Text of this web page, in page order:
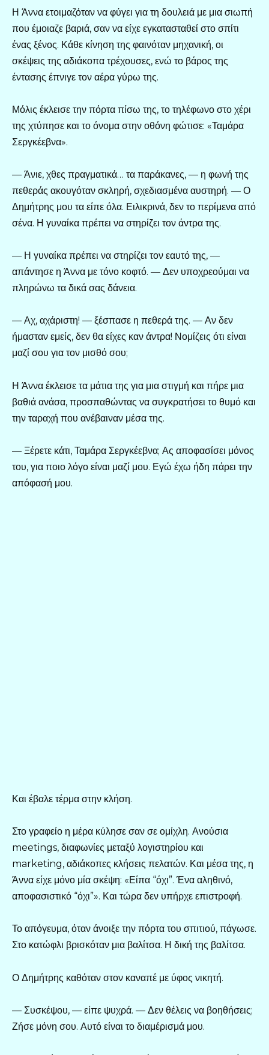
Η Άννα ετοιμαζόταν να φύγει για τη δουλειά με μια σιωπή
που έμοιαζε βαριά, σαν να είχε εγκατασταθεί στο σπίτι
ένας ξένος. Κάθε κίνηση της φαινόταν μηχανική, οι
σκέψεις της αδιάκοπα τρέχουσες, ενώ το βάρος της
έντασης έπνιγε τον αέρα γύρω της.
Μόλις έκλεισε την πόρτα πίσω της, το τηλέφωνο στο χέρι
της χτύπησε και το όνομα στην οθόνη φώτισε: «Ταμάρα
Σεργκέεβνα».
— Άνιε, χθες πραγματικά… τα παράκανες, — η φωνή της
πεθεράς ακουγόταν σκληρή, σχεδιασμένα αυστηρή. — Ο
Δημήτρης μου τα είπε όλα. Ειλικρινά, δεν το περίμενα από
σένα. Η γυναίκα πρέπει να στηρίζει τον άντρα της.
— Η γυναίκα πρέπει να στηρίζει τον εαυτό της, —
απάντησε η Άννα με τόνο κοφτό. — Δεν υποχρεούμαι να
πληρώνω τα δικά σας δάνεια.
— Αχ, αχάριστη! — ξέσπασε η πεθερά της. — Αν δεν
ήμασταν εμείς, δεν θα είχες καν άντρα! Νομίζεις ότι είναι
μαζί σου για τον μισθό σου;
Η Άννα έκλεισε τα μάτια της για μια στιγμή και πήρε μια
βαθιά ανάσα, προσπαθώντας να συγκρατήσει το θυμό και
την ταραχή που ανέβαιναν μέσα της.
— Ξέρετε κάτι, Ταμάρα Σεργκέεβνα; Ας αποφασίσει μόνος
του, για ποιο λόγο είναι μαζί μου. Εγώ έχω ήδη πάρει την
απόφασή μου.
Και έβαλε τέρμα στην κλήση.
Στο γραφείο η μέρα κύλησε σαν σε ομίχλη. Ανούσια
meetings, διαφωνίες μεταξύ λογιστηρίου και
marketing, αδιάκοπες κλήσεις πελατών. Και μέσα της, η
Άννα είχε μόνο μία σκέψη: «Είπα “όχι”. Ένα αληθινό,
αποφασιστικό “όχι”». Και τώρα δεν υπήρχε επιστροφή.
Το απόγευμα, όταν άνοιξε την πόρτα του σπιτιού, πάγωσε.
Στο κατώφλι βρισκόταν μια βαλίτσα. Η δική της βαλίτσα.
Ο Δημήτρης καθόταν στον καναπέ με ύφος νικητή.
— Συσκέψου, — είπε ψυχρά. — Δεν θέλεις να βοηθήσεις;
Ζήσε μόνη σου. Αυτό είναι το διαμέρισμά μου.